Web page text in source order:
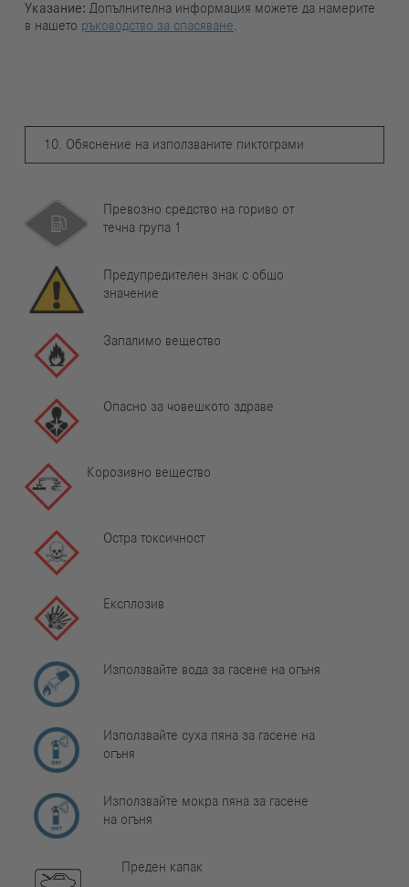
Указание: Допълнителна информация можете да намерите
в нашето ръководство за спасяване.
10. Обяснение на използваните пиктограми
Превозно средство на гориво от
течна група 1
Предупредителен знак с общо
значение
Запалимо вещество
Опасно за човешкото здраве
Корозивно вещество
Остра токсичност
Експлозив
Използвайте вода за гасене на огъня
Използвайте суха пяна за гасене на
огъня
Използвайте мокра пяна за гасене
на огъня
Преден капак